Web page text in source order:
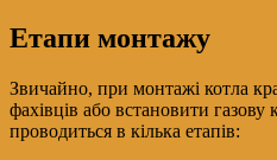
Етапи монтажу
Звичайно, при монтажі котла
фахівців або встановити
проводиться в кілька етапів: